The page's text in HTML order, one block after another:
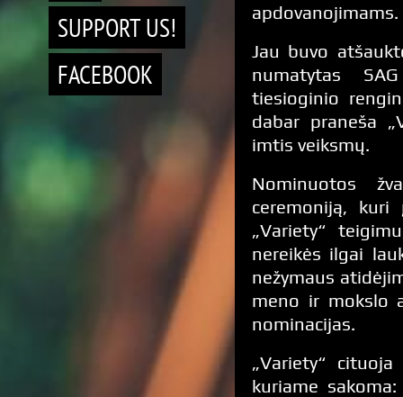
SUPPORT US!
FACEBOOK
apdovanojimams.
Jau buvo
numatytas
tiesioginio
dabar praneša
imtis veiksmų.
Nominuotos
ceremoniją,
„Variety“
nereikės ilgai
nežymaus
meno ir mokslo
nominacijas.
„Variety“
kuriame